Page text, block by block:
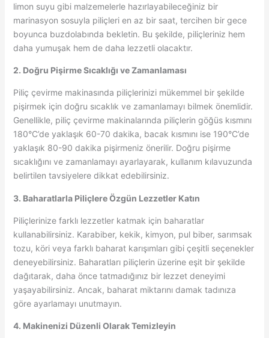
limon suyu gibi malzemelerle hazırlayabileceğiniz bir
marinasyon sosuyla piliçleri en az bir saat, tercihen bir gece
boyunca buzdolabında bekletin. Bu şekilde, piliçleriniz hem
daha yumuşak hem de daha lezzetli olacaktır.
2. Doğru Pişirme Sıcaklığı ve Zamanlaması
Piliç çevirme makinasında piliçlerinizi mükemmel bir şekilde
pişirmek için doğru sıcaklık ve zamanlamayı bilmek önemlidir.
Genellikle, piliç çevirme makinalarında piliçlerin göğüs kısmını
180°C’de yaklaşık 60-70 dakika, bacak kısmını ise 190°C’de
yaklaşık 80-90 dakika pişirmeniz önerilir. Doğru pişirme
sıcaklığını ve zamanlamayı ayarlayarak, kullanım kılavuzunda
belirtilen tavsiyelere dikkat edebilirsiniz.
3. Baharatlarla Piliçlere Özgün Lezzetler Katın
Piliçlerinize farklı lezzetler katmak için baharatlar
kullanabilirsiniz. Karabiber, kekik, kimyon, pul biber, sarımsak
tozu, köri veya farklı baharat karışımları gibi çeşitli seçenekler
deneyebilirsiniz. Baharatları piliçlerin üzerine eşit bir şekilde
dağıtarak, daha önce tatmadığınız bir lezzet deneyimi
yaşayabilirsiniz. Ancak, baharat miktarını damak tadınıza
göre ayarlamayı unutmayın.
4. Makinenizi Düzenli Olarak Temizleyin